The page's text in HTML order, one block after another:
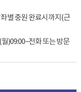
별 충원 완료시까지(근
)09:00~전화 또는 방문